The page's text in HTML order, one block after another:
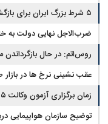
۵ شرط بزرگ ایران برای بازگشایی تنگه هرمز/ وال‌استریت ژورنال خبر داد
ضرب‌الاجل نهایی دولت به
روس‌اتم: در حال
عقب نشینی نرخ ها در بازار
زمان برگزاری آزمون وکالت ۱۴۰۵ اعلام شد
توضیح سازمان هواپیمایی